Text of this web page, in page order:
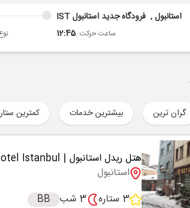
استانبول , فرودگاه جدید استانبول IST
ساعت حرکت :12:45
گران ترین بیشترین خدمات کمترین
هتل ریدل استانبول | Reydel Hotel Istanbul
استانبول
3 ستاره
3 شب BB